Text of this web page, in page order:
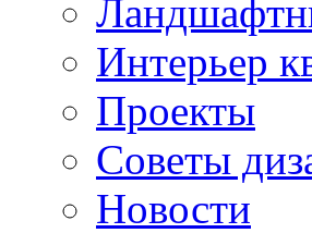
Интерьер
Проекты
Советы
Новости